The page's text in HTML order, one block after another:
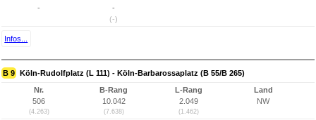
-
-
(-)
Infos...
B 9 Köln-Rudolfplatz (L 111) - Köln-Barbarossaplatz (B 55/B 265)
Nr.
506
(4.263)
B-Rang
10.042
(7.638)
L-Rang
2.049
(1.462)
Land
NW